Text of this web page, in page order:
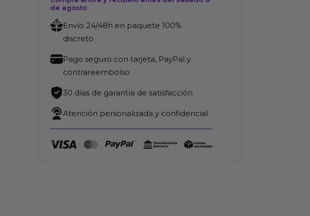
de agosto
Envío 24/48h en paquete 100%
discreto
Pago seguro con tarjeta, PayPal y
contrareembolso
30 días de garantía de satisfacción
Atención personalizada y confidencial